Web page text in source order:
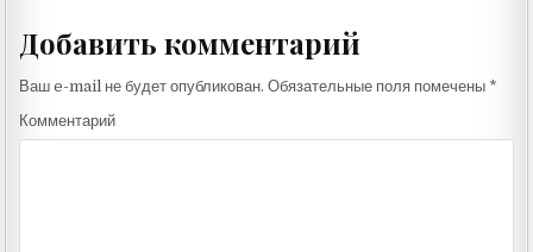
Добавить комментарий
Ваш e-mail не будет опубликован. Обязательные поля помечены *
Комментарий